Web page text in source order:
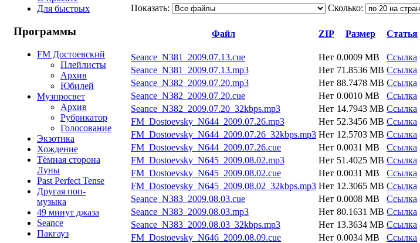
Для быстрых
Программы
FM Достоевский
Плейлисты
Архив
Юбилей
Музпросвет
Архив
Рубрикатор
Голосование
Экзотика
Хождение
Тёмная сторона
Луны
Past Perfect Tense
Другая поп-
музыка
49 минут джаза
Seance
Пакгауз
Показать: Сколько:
Файл ZIP Размер Статья
Seance_N381_2009.07.13.cue Нет 0.0009 MB Ссылка
Seance_N381_2009.07.13.mp3
Нет 71.8536 MB Ссылка
Seance_N382_2009.07.20.mp3
Нет 88.7478 MB Ссылка
Seance_N382_2009.07.20.cue
Нет 0.0010 MB Ссылка
Seance_N382_2009.07.20_32kbps.mp3
Нет 14.7943 MB Ссылка
FM_Dostoevsky_N644_2009.07.26.mp3
Нет 52.3456 MB Ссылка
FM_Dostoevsky_N644_2009.07.26_32kbps.mp3 Нет 12.5703 MB Ссылка
FM_Dostoevsky_N644_2009.07.26.cue
Нет 0.0031 MB Ссылка
FM_Dostoevsky_N645_2009.08.02.mp3
Нет 51.4025 MB Ссылка
FM_Dostoevsky_N645_2009.08.02.cue
Нет 0.0031 MB Ссылка
FM_Dostoevsky_N645_2009.08.02_32kbps.mp3 Нет 12.3065 MB Ссылка
Seance_N383_2009.08.03.cue
Нет 0.0008 MB Ссылка
Seance_N383_2009.08.03.mp3
Нет 80.1631 MB Ссылка
Seance_N383_2009.08.03_32kbps.mp3
Нет 13.3634 MB Ссылка
FM_Dostoevsky_N646_2009.08.09.cue
Нет 0.0034 MB Ссылка